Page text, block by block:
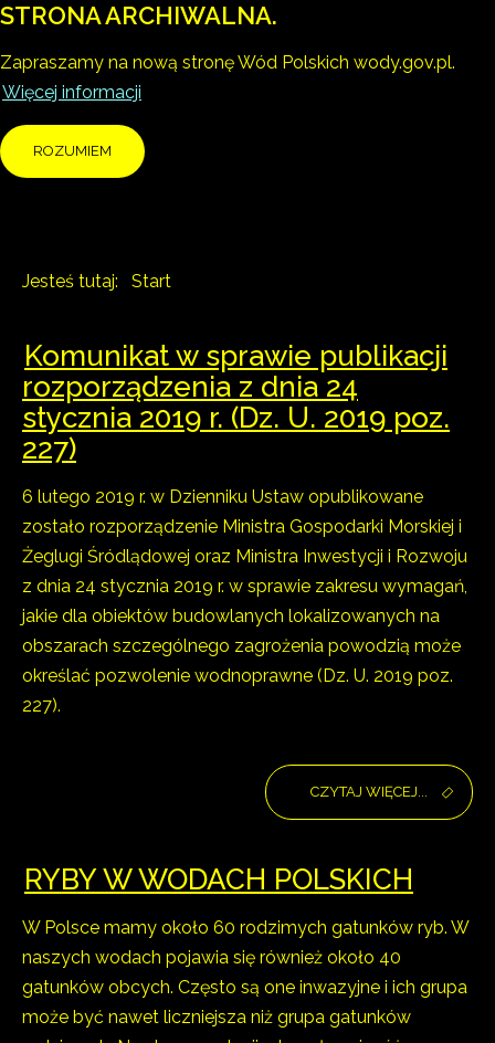
STRONA ARCHIWALNA.
Zapraszamy na nową stronę Wód Polskich wody.gov.pl.
Więcej informacji
ROZUMIEM
Jesteś tutaj: Start
Komunikat w sprawie publikacji
rozporządzenia z dnia 24
stycznia 2019 r. (Dz. U. 2019 poz.
227)
6 lutego 2019 r. w Dzienniku Ustaw opublikowane
zostało rozporządzenie Ministra Gospodarki Morskiej i
Żeglugi Śródlądowej oraz Ministra Inwestycji i Rozwoju
z dnia 24 stycznia 2019 r. w sprawie zakresu wymagań,
jakie dla obiektów budowlanych lokalizowanych na
obszarach szczególnego zagrożenia powodzią może
określać pozwolenie wodnoprawne (Dz. U. 2019 poz.
227).
CZYTAJ WIĘCEJ...
RYBY W WODACH POLSKICH
W Polsce mamy około 60 rodzimych gatunków ryb. W
naszych wodach pojawia się również około 40
gatunków obcych. Często są one inwazyjne i ich grupa
może być nawet liczniejsza niż grupa gatunków